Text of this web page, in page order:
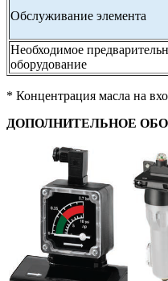
Обслуживание элемента
Необходимое
оборудование
* Концентрация масла на
ДОПОЛНИТЕЛЬНОЕ